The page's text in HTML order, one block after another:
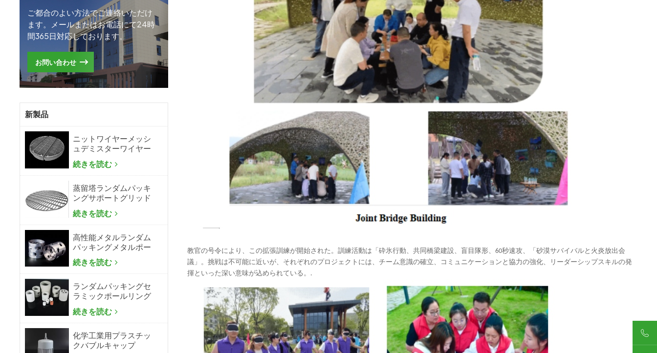
ご都合のよい方法でご連絡いただけ
ます。メールまたはお電話にて24時
間365日対応しております。
お問い合わせ
新製品
ニットワイヤーメッシ
ュデミスターワイヤー
メッシュミストエリミ
ネーター
続きを読む
蒸留塔ランダムパッキ
ングサポートグリッド
プレート
続きを読む
高性能メタルランダム
パッキングメタルポー
ルリング
続きを読む
ランダムパッキングセ
ラミックポールリング
続きを読む
化学工業用プラスチッ
クバブルキャップ
教官の号令により、この拡張訓練が開始された。訓練活動は「砕氷行動、共同橋梁建設、盲目隊形、60秒速攻、
「砂漠サバイバルと火炎放出会
議」。挑戦は不可能に近いが、それぞれのプロジェクトには、チーム意識の確立、コミュニケーションと協力の強化、リーダーシップスキルの発
揮といった深い意味が込められている。 .